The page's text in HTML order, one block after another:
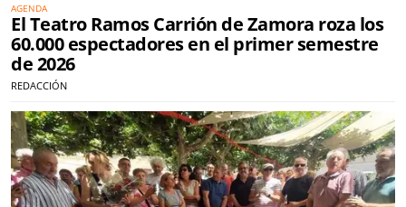
AGENDA
El Teatro Ramos Carrión de Zamora roza los
60.000 espectadores en el primer semestre
de 2026
REDACCIÓN